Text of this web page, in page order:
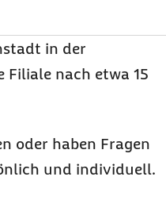
in der
Filiale nach etwa 15
oder haben Fragen
und individuell.